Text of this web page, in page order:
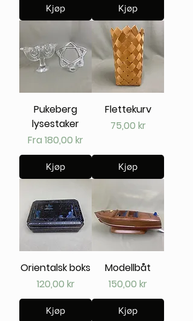
Kjøp Kjøp
Pukeberg
lysestaker
Fra 180,00 kr
Salgspris
Kjøp
Flettekurv
Pris
75,00 kr
Kjøp
Orientalsk boks
Pris
120,00 kr
Kjøp
Modellbåt
Pris
150,00 kr
Kjøp